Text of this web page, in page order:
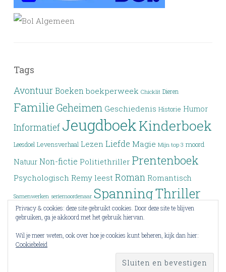
Tags
Avontuur Boeken boekperweek Chicklit Dieren
Familie Geheimen Geschiedenis Historie Humor
Informatief JeugdboekKinderboek
Leesdoel Levensverhaal Lezen Liefde Magie Mijn top 3 moord
Natuur Non-fictie Politiethriller Prentenboek
Psychologisch Remy leest Roman Romantisch
Samenwerken seriemoordenaar SpanningThriller
Tieners Top 3 Top drie Verdwijning Verleden Verlies
Voorlezen Vriendschap Wraak Wrap-up YA
Young Adult
Privacy & cookies: deze site gebruikt cookies. Door deze site te blijven
gebruiken, ga je akkoord met het gebruik hiervan.
Wil je meer weten, ook over hoe je cookies kunt beheren, kijk dan hier:
Cookiebeleid